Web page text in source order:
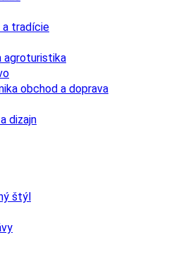
a tradície
agroturistika
obchod a doprava
dizajn
štýl